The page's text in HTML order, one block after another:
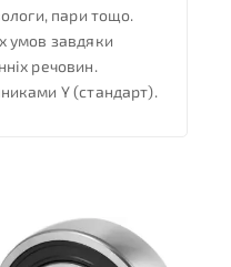
пари тощо.
умов завдяки
речовин.
Y (стандарт).